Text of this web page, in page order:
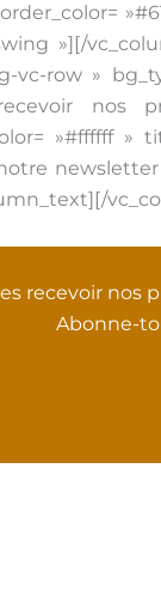
»][/
row »
nos
»#ffffff »
recevoir nos
Abonne-